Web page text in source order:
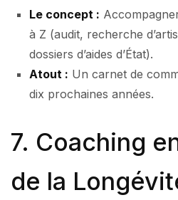
Le concept :
à Z (audit, recherche
dossiers d’aides d’État).
Atout : Un carnet de
dix prochaines années.
7. Coaching
de la